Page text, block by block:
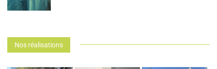
Nos réalisations